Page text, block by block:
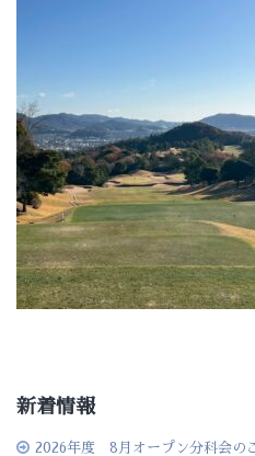
新着情報
2026年度 8月オープン分科会の